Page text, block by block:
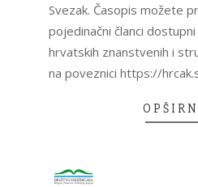
Svezak. Časopis možete
pojedinačni članci
hrvatskih znanstvenih i
na poveznici https://